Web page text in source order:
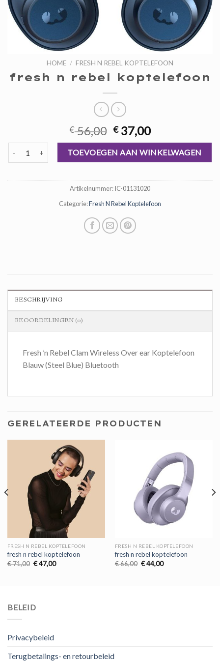
HOME / FRESH N REBEL KOPTELEFOON
fresh n rebel koptelefoon
€56,00 Oorspronkelijke
prijs
was:
€ 56,00.
€37,00Huidige
prijs
is:
€ 37,00.
fresh n rebel koptelefoon aantalTOEVOEGEN AAN WINKELWAGEN
Artikelnummer:IC-01131020
Categorie:Fresh N Rebel Koptelefoon
BESCHRIJVING
BEOORDELINGEN (0)
Fresh ’n Rebel Clam Wireless Over ear Koptelefoon
Blauw (Steel Blue) Bluetooth
GERELATEERDE PRODUCTEN
FRESH N REBEL KOPTELEFOON
fresh n rebel koptelefoon
€71,00 Oorspronkelijke
€47,00Huidige
FRESH N REBEL KOPTELEFOON
fresh n rebel koptelefoon
€66,00 Oorspronkelijke
€44,00Huidige
BELEID
Privacybeleid
Terugbetalings- en retourbeleid